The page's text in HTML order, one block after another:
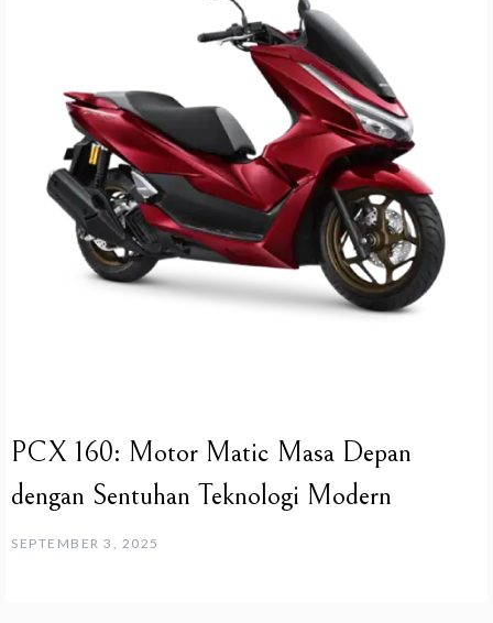
PCX 160: Motor Matic Masa Depan
dengan Sentuhan Teknologi Modern
SEPTEMBER 3, 2025